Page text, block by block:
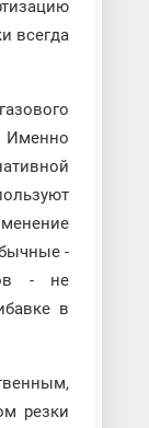
всегда
Именно
-
- не
в
резки